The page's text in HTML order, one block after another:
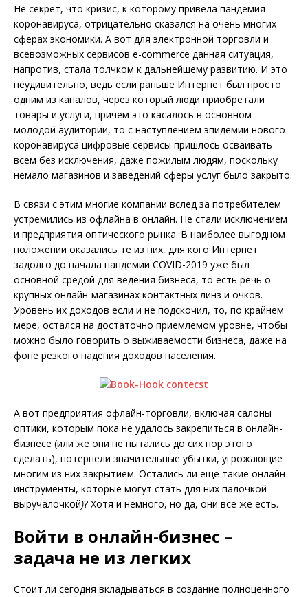
Не секрет, что кризис, к которому привела пандемия
коронавируса, отрицательно сказался на очень многих
сферах экономики. А вот для электронной торговли и
всевозможных сервисов e-commerce данная ситуация,
напротив, стала толчком к дальнейшему развитию. И это
неудивительно, ведь если раньше Интернет был просто
одним из каналов, через который люди приобретали
товары и услуги, причем это касалось в основном
молодой аудитории, то с наступлением эпидемии нового
коронавируса цифровые сервисы пришлось осваивать
всем без исключения, даже пожилым людям, поскольку
немало магазинов и заведений сферы услуг было закрыто.
В связи с этим многие компании вслед за потребителем
устремились из офлайна в онлайн. Не стали исключением
и предприятия оптического рынка. В наиболее выгодном
положении оказались те из них, для кого Интернет
задолго до начала пандемии COVID-2019 уже был
основной средой для ведения бизнеса, то есть речь о
крупных онлайн-магазинах контактных линз и очков.
Уровень их доходов если и не подскочил, то, по крайнем
мере, остался на достаточно приемлемом уровне, чтобы
можно было говорить о выживаемости бизнеса, даже на
фоне резкого падения доходов населения.
А вот предприятия офлайн-торговли, включая салоны
оптики, которым пока не удалось закрепиться в онлайн-
бизнесе (или же они не пытались до сих пор этого
сделать), потерпели значительные убытки, угрожающие
многим из них закрытием. Остались ли еще такие онлайн-
инструменты, которые могут стать для них палочкой-
выручалочкой)? Хотя и немного, но да, они все же есть.
Войти в онлайн-бизнес –
задача не из легких
Стоит ли сегодня вкладываться в создание полноценного